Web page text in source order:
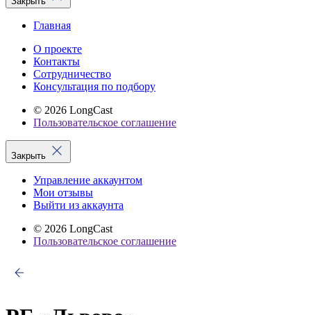
Главная
О проекте
Контакты
Сотрудничество
Консультация по подбору
© 2026 LongCast
Пользовательское соглашение
Закрыть
Управление аккаунтом
Мои отзывы
Выйти из аккаунта
© 2026 LongCast
Пользовательское соглашение